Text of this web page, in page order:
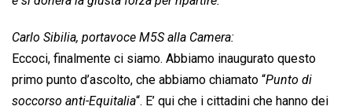
Carlo Sibilia, portavoce M5S alla Camera:
Eccoci, finalmente ci siamo. Abbiamo inaugurato questo
primo punto d’ascolto, che abbiamo chiamato “Punto di
soccorso anti-Equitalia“. E’ qui che i cittadini che hanno dei